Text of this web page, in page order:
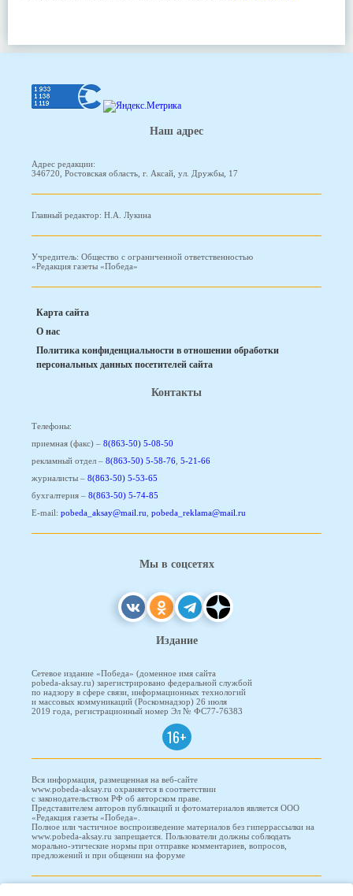
Наш адрес
Адрес редакции:
346720, Ростовская область, г. Аксай, ул. Дружбы, 17
Главный редактор: Н.А. Лукина
Учредитель: Общество с ограниченной ответственностью
«Редакция газеты «Победа»
Карта сайта
О нас
Политика конфиденциальности в отношении обработки
персональных данных посетителей сайта
Контакты
Телефоны:
приемная (факс) – 8(863-50) 5-08-50
рекламный отдел – 8(863-50) 5-58-76 5-21-66
журналисты – 8(863-50) 5-53-65
бухгалтерия – 8(863-50) 5-74-85
E-mail: pobeda_aksay@mail.ru pobeda_reklama@mail.ru
Мы в соцсетях
Издание
Сетевое издание «Победа» (доменное имя сайта
pobeda-aksay.ru) зарегистрировано федеральной службой
по надзору в сфере связи, информационных технологий
и массовых коммуникаций (Роскомнадзор) 26 июля
2019 года, регистрационный номер Эл № ФС77-76383
16+
Вся информация, размещенная на веб-сайте
www.pobeda-aksay.ru охраняется в соответствии
с законодательством РФ об авторском праве.
Представителем авторов публикаций и фотоматериалов является ООО
«Редакция газеты «Победа».
Полное или частичное воспроизведение материалов без гиперрассылки на
www.pobeda-aksay.ru запрещается. Пользователи должны соблюдать
морально-этические нормы при отправке комментариев, вопросов,
предложений и при общении на форуме